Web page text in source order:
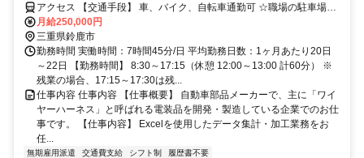
アクセス 【交通手段】 車、バイク、自転車通勤可 ☆職場の駐車場は
無料でご利用いただけます！近鉄名古屋線「白子駅」から車で15分伊
勢鉄道伊勢線「玉垣駅」から車で8分
月給250,000円
三重県鈴鹿市
勤務時間 実働時間：7時間45分/日 平均勤務日数：1ヶ月あたり20日
～22日 【勤務時間】 8:30～17:15（休憩 12:00～13:00 計60分） ※
残業の場合、17:15～17:30は残...
仕事内容 仕事内容 【仕事概要】 自動車部品メーカーで、主に「ワイ
ヤーハーネス」と呼ばれる電装品を開発・製造している企業でのお仕
事です。 【仕事内容】 Excelを使用したデータ集計・加工業務をお
任...
無期雇用派遣 交通費支給 シフト制 履歴書不要